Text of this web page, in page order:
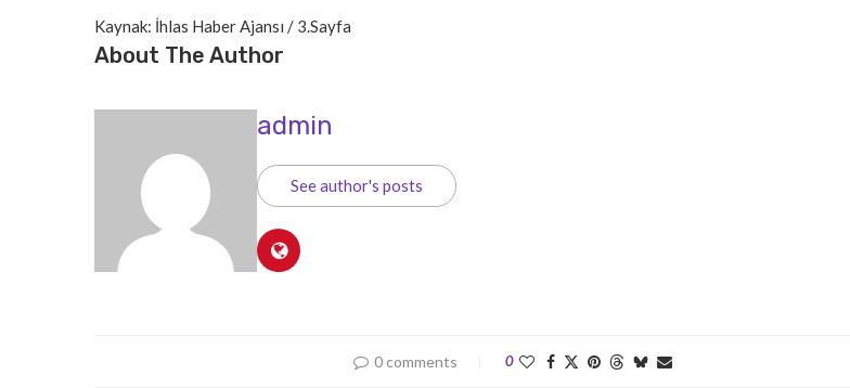
Kaynak: İhlas Haber Ajansı / 3.Sayfa
About The Author
admin
See author's posts
0 comments 0